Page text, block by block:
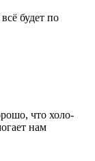
будет по
что холо-
нам